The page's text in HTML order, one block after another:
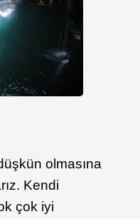
olmasına
Kendi
çok iyi